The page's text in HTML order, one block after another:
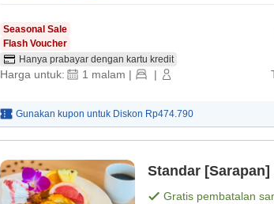
Seasonal Sale
Flash Voucher
Hanya prabayar dengan kartu kredit
Harga untuk: 1 malam | |
Gunakan kupon untuk Diskon Rp474.790
Standar [Sarapan]
Gratis pembatalan